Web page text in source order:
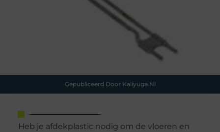
Gepubliceerd Door Kaliyuga.nl
Heb je afdekplastic nodig om de vloeren en